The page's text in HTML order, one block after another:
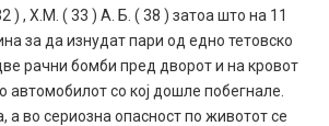
) , Х.М. ( 33 ) А. Б. ( 38 ) затоа што на 11
за да изнудат пари од едно тетовско
рачни бомби пред дворот и на кровот
автомобилот со кој дошле побегнале.
а во сериозна опасност по животот се